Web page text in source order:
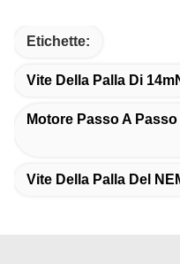
Etichette:
Vite Della Palla Di
Motore Passo A
Vite Della Palla Del